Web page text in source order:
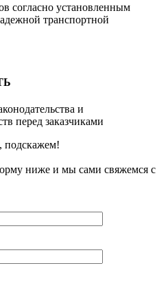
согласно установленным
транспортной
и
перед заказчиками
подскажем!
ниже и мы сами свяжемся с